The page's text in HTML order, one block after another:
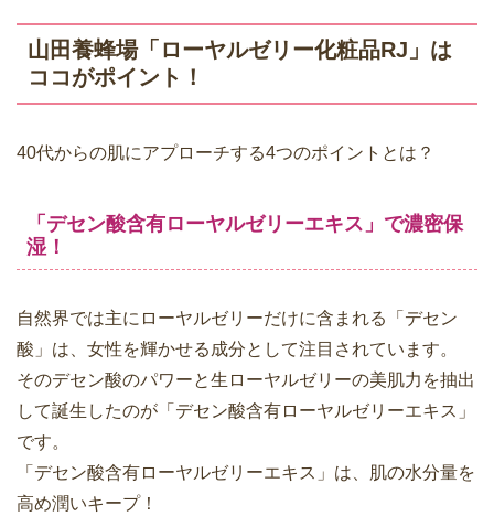
山田養蜂場「ローヤルゼリー化粧品RJ」は
ココがポイント！
40代からの肌にアプローチする4つのポイントとは？
「デセン酸含有ローヤルゼリーエキス」で濃密保
湿！
自然界では主にローヤルゼリーだけに含まれる「デセン
酸」は、女性を輝かせる成分として注目されています。
そのデセン酸のパワーと生ローヤルゼリーの美肌力を抽出
して誕生したのが「デセン酸含有ローヤルゼリーエキス」
です。
「デセン酸含有ローヤルゼリーエキス」は、肌の水分量を
高め潤いキープ！